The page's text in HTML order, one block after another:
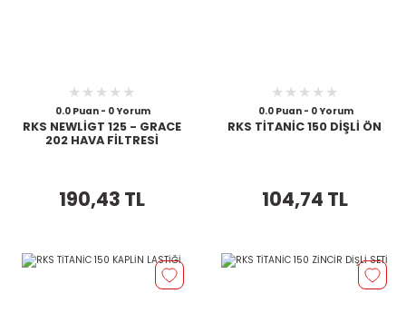
0.0 Puan - 0 Yorum
RKS NEWLİGT 125 - GRACE
202 HAVA FİLTRESİ
190,43 TL
0.0 Puan - 0 Yorum
RKS TİTANİC 150 DİŞLİ ÖN
104,74 TL